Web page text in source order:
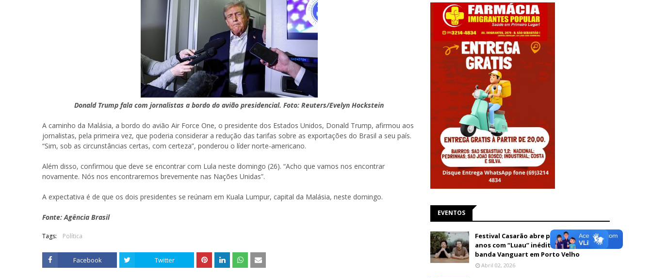
Donald Trump fala com jornalistas a bordo do avião presidencial. Foto: Reuters/Evelyn Hockstein
A caminho da Malásia, a bordo do avião Air Force One, o presidente dos Estados Unidos, Donald Trump, afirmou aos
jornalistas, pela primeira vez, que poderia considerar a redução das tarifas sobre as exportações do Brasil a seu país.
“Sim, sob as circunstâncias certas, com certeza”, ponderou o líder norte-americano.
Além disso, confirmou que deve se encontrar com Lula neste domingo (26). “Acho que vamos nos encontrar
novamente. Nós nos encontraremos brevemente nas Nações Unidas”.
A expectativa é de que os dois presidentes se reúnam em Kuala Lumpur, capital da Malásia, neste domingo.
Fonte: Agência Brasil
Tags: Política
Facebook Twitter
EVENTOS
Festival Casarão abre programação de 26
anos com “Luau” inédito e show da
banda Vanguart em Porto Velho
Abril 02, 2026